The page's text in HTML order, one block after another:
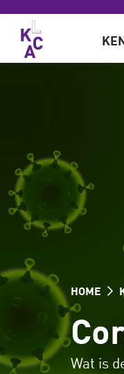
Overslaan en naar
HOME
Wat is